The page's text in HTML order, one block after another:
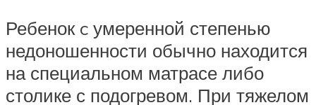
Ребенок c умеренной степенью
недоношенности обычно находится
на специальном матрасе либо
столике с подогревом. При тяжелом